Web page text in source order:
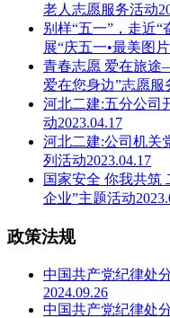
老人志愿服务活动
别样“五一”，走近
展“庆五一•最美图
青春志愿 爱在旅途
爱在您身边”志愿服
河北二建:五分公司
动2023.04.17
河北二建:公司机关
列活动2023.04.17
国家安全 你我共筑
企业”主题活动
政策法规
中国共产党纪律处
2024.09.26
中国共产党纪律处